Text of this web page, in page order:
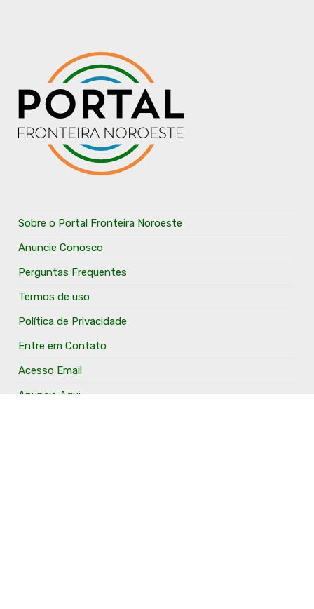
Sobre o Portal Fronteira Noroeste
Anuncie Conosco
Perguntas Frequentes
Termos de uso
Política de Privacidade
Entre em Contato
Acesso Email
Anuncie Aqui